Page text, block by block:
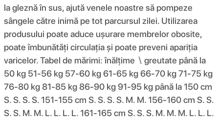
la gleznă în sus, ajută venele noastre să pompeze
sângele către inimă pe tot parcursul zilei. Utilizarea
produsului poate aduce ușurare membrelor obosite,
poate îmbunătăți circulația și poate preveni apariția
varicelor. Tabel de mărimi: înălțime ∖ greutate până la
50 kg 51-56 kg 57-60 kg 61-65 kg 66-70 kg 71-75 kg
76-80 kg 81-85 kg 86-90 kg 91-95 kg până la 150 cm
S. S. S. S. 151-155 cm S. S. S. S. M. M. 156-160 cm S. S.
S. S. M. M. L. L. L. L. 161-165 cm S. S. S. M. M. M. L. L. L.